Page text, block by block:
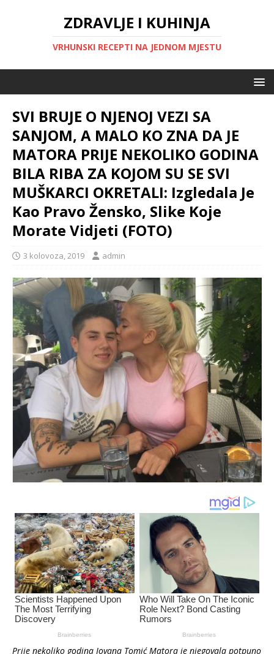
ZDRAVLJE I KUHINJA
VRHUNSKI RECEPTI NA JEDNOM MJESTU
SVI BRUJE O NJENOJ VEZI SA
SANJOM, A MALO KO ZNA DA JE
MATORA PRIJE NEKOLIKO GODINA
BILA RIBA ZA KOJOM SU SE SVI
MUŠKARCI OKRETALI: Izgledala Je
Kao Pravo Žensko, Slike Koje
Morate Vidjeti (FOTO)
3 kolovoza, 2019 admin
Prije nekoliko godina Jovana Tomić Matora je njegovala potpuno